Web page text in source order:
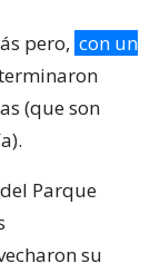
pero, con un
(que son
Parque
su